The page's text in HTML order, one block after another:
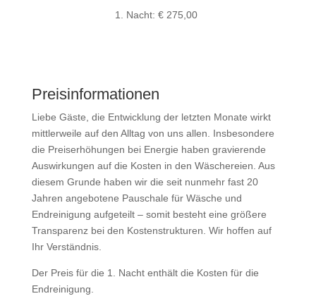
1. Nacht: € 275,00
Preisinformationen
Liebe Gäste, die Entwicklung der letzten Monate wirkt
mittlerweile auf den Alltag von uns allen. Insbesondere
die Preiserhöhungen bei Energie haben gravierende
Auswirkungen auf die Kosten in den Wäschereien. Aus
diesem Grunde haben wir die seit nunmehr fast 20
Jahren angebotene Pauschale für Wäsche und
Endreinigung aufgeteilt – somit besteht eine größere
Transparenz bei den Kostenstrukturen. Wir hoffen auf
Ihr Verständnis.
Der Preis für die 1. Nacht enthält die Kosten für die
Endreinigung.